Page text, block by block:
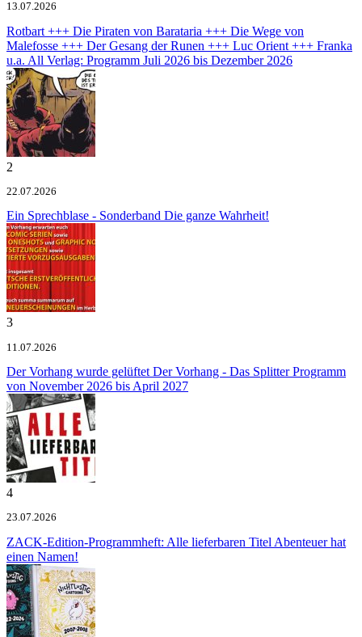
13.07.2026
Rotbart +++ Die Piraten von Barataria +++ Die Wege von
Malefosse +++ Der Gesang der Runen +++ Luc Orient +++ Franka
u.a. All Verlag: Programm Juli 2026 bis Dezember 2026
2
22.07.2026
Ein Sprechblase - Sonderband Die ganze Wahrheit!
3
11.07.2026
Der Vorhang wurde gelüftet Der Vorhang - Das Splitter Programm
von November 2026 bis April 2027
4
23.07.2026
ZACK-Edition-Programmheft: Alle lieferbaren Titel Abenteuer hat
einen Namen!